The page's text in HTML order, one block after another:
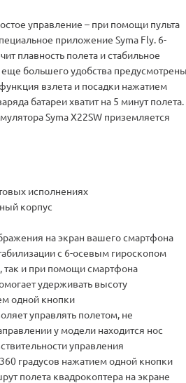
управление – при помощи пульта
приложение Syma Fly. 6-
плавность полета и стабильное
большего удобства
взлета и посадки нажатием
батареи хватит на 5 минут полета.
Syma X22SW приземляется
исполнениях
корпус
на экран вашего смартфона
с 6-осевым гироскопом
так и при помощи смартфона
удерживать высоту
одной кнопки
управлять полетом, не
у модели находится нос
управления
градусов нажатием одной кнопки
полета квадрокоптера на экране